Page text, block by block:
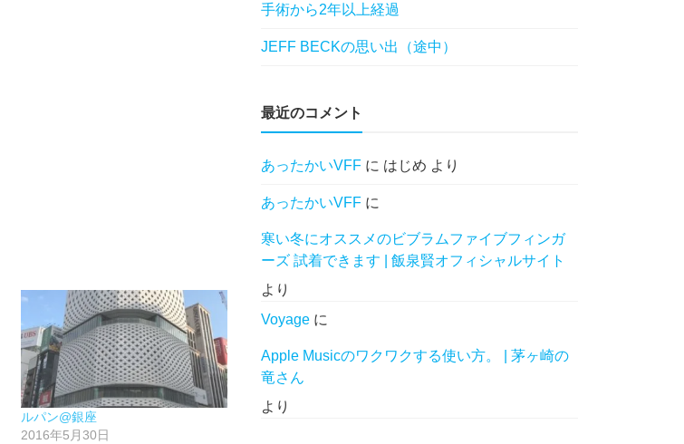
ルパン@銀座
2016年5月30日
手術から2年以上経過
JEFF BECKの思い出（途中）
最近のコメント
あったかいVFF に はじめ より
あったかいVFF に
寒い冬にオススメのビブラムファイブフィンガ
ーズ 試着できます | 飯泉賢オフィシャルサイト
より
Voyage に
Apple Musicのワクワクする使い方。 | 茅ヶ崎の
竜さん
より